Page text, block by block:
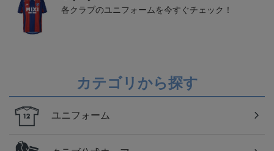
各クラブのユニフォームを今すぐチェック！
カテゴリから探す
ユニフォーム